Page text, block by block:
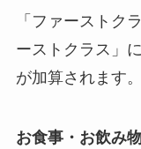
「ファーストク
ーストクラス」
が加算されます。
お食事・お飲み